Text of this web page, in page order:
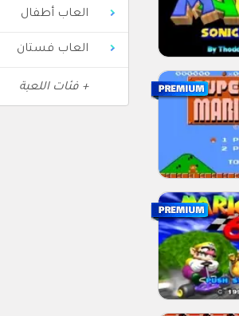
العاب أطفال
العاب فستان
+ فئات اللعبة